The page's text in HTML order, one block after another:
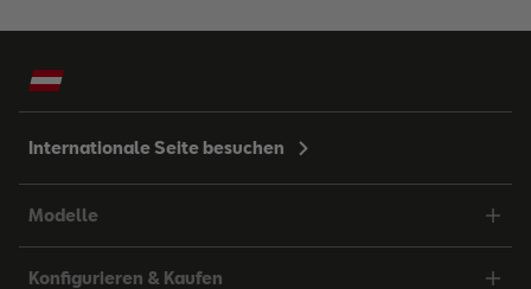
Internationale Seite besuchen
Modelle
Konfigurieren & Kaufen